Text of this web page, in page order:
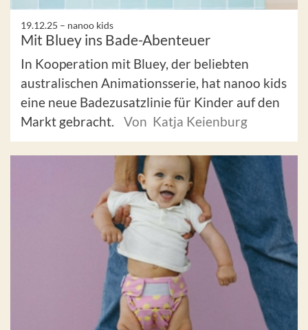
19.12.25 – nanoo kids
Mit Bluey ins Bade-Abenteuer
In Kooperation mit Bluey, der beliebten
australischen Animationsserie, hat nanoo kids
eine neue Badezusatzlinie für Kinder auf den
Markt gebracht.
Von Katja Keienburg